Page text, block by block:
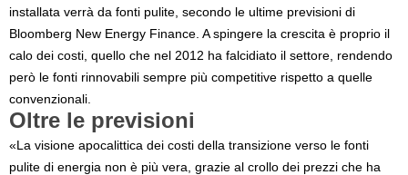
installata verrà da fonti pulite, secondo le ultime previsioni di
Bloomberg New Energy Finance. A spingere la crescita è proprio il
calo dei costi, quello che nel 2012 ha falcidiato il settore, rendendo
però le fonti rinnovabili sempre più competitive rispetto a quelle
convenzionali.
Oltre le previsioni
«La visione apocalittica dei costi della transizione verso le fonti
pulite di energia non è più vera, grazie al crollo dei prezzi che ha